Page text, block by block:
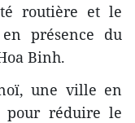
routière et le
présence du
Binh.
une ville en
réduire le